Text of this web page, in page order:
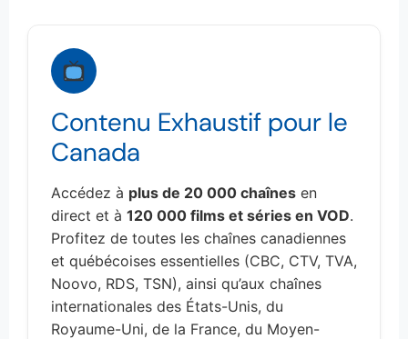
Contenu Exhaustif pour le
Canada
Accédez à plus de 20 000 chaînes en
direct et à 120 000 films et séries en VOD.
Profitez de toutes les chaînes canadiennes
et québécoises essentielles (CBC, CTV, TVA,
Noovo, RDS, TSN), ainsi qu’aux chaînes
internationales des États-Unis, du
Royaume-Uni, de la France, du Moyen-